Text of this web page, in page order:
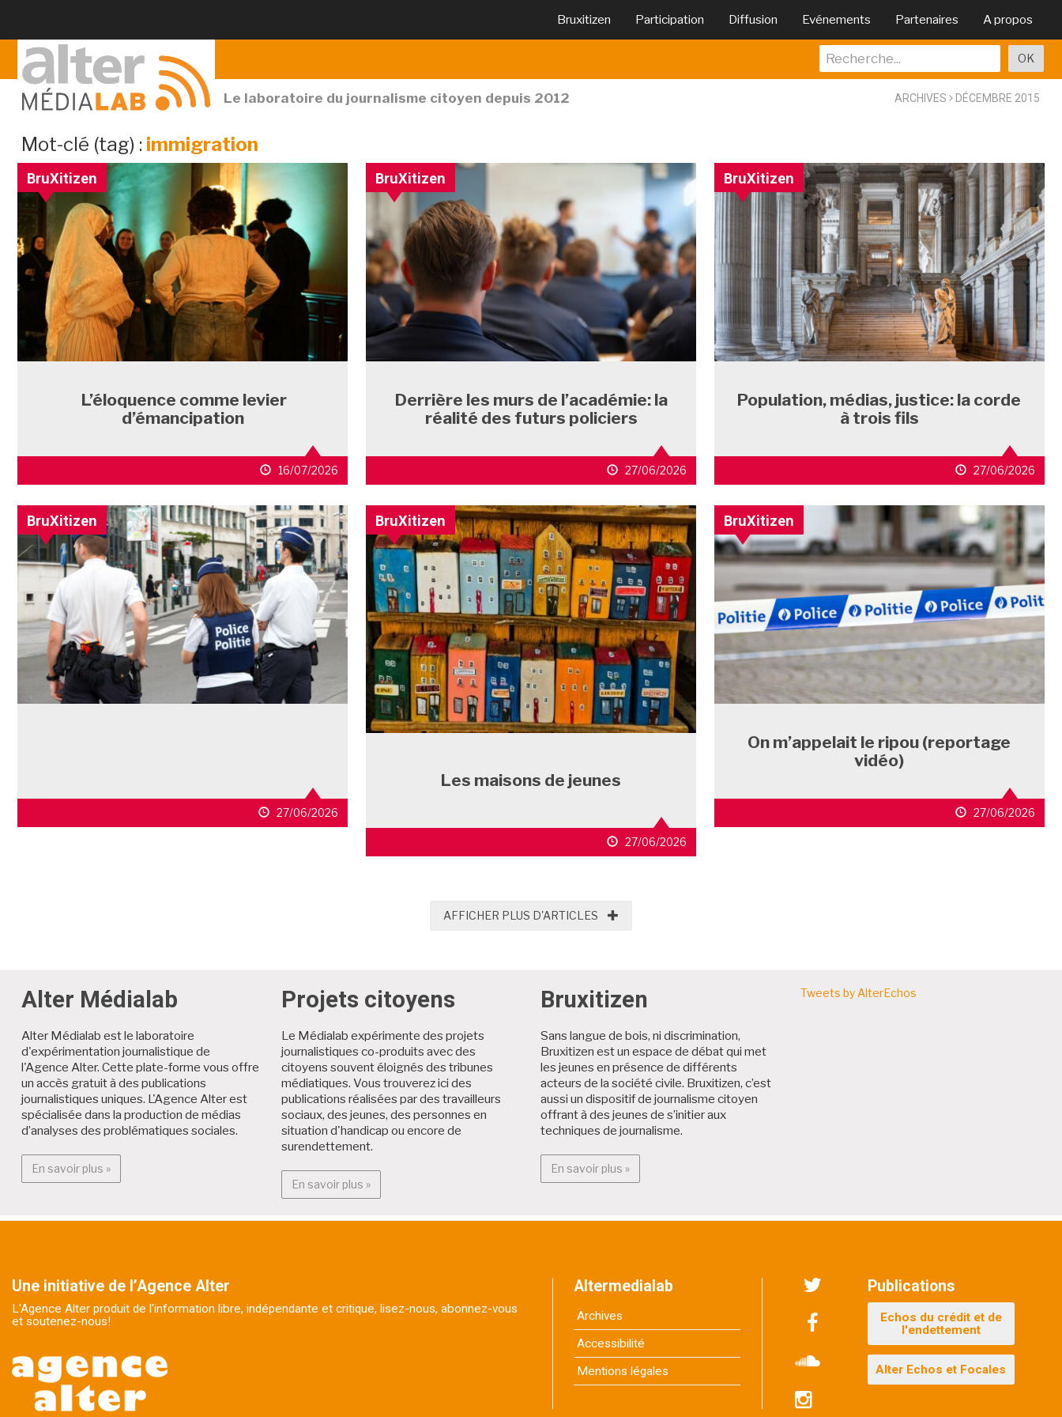
Bruxitizen Participation Diffusion Evénements Partenaires A propos
Le laboratoire du journalisme citoyen depuis 2012 ARCHIVES DÉCEMBRE 2015
Mot-clé (tag) : immigrationarchives
par
mot-
clé
BruXitizen
L’éloquence comme levier
d’émancipation
16/07/2026
BruXitizen
Derrière les murs de l’académie: la
réalité des futurs policiers
27/06/2026
BruXitizen
Population, médias, justice: la corde
à trois fils
27/06/2026
BruXitizen
27/06/2026
BruXitizen
Les maisons de jeunes
27/06/2026
BruXitizen
On m’appelait le ripou (reportage
vidéo)
27/06/2026
AFFICHER PLUS D'ARTICLES AFFICHER PLUS D'ARTICLES
Alter Médialab
Alter Médialab est le laboratoire
d'expérimentation journalistique de
l'Agence Alter. Cette plate-forme vous offre
un accès gratuit à des publications
journalistiques uniques. L'Agence Alter est
spécialisée dans la production de médias
d’analyses des problématiques sociales.
En savoir plus »En savoir plus : Alter Médialab
Projets citoyens
Le Médialab expérimente des projets
journalistiques co-produits avec des
citoyens souvent éloignés des tribunes
médiatiques. Vous trouverez ici des
publications réalisées par des travailleurs
sociaux, des jeunes, des personnes en
situation d'handicap ou encore de
surendettement.
En savoir plus »En savoir plus : Projets citoyens
Bruxitizen
Sans langue de bois, ni discrimination,
Bruxitizen est un espace de débat qui met
les jeunes en présence de différents
acteurs de la société civile. Bruxitizen, c’est
aussi un dispositif de journalisme citoyen
offrant à des jeunes de s’initier aux
techniques de journalisme.
En savoir plus »En savoir plus : Bruxitizen
Tweets by AlterEchos
Une initiative de l’Agence Alter
L'Agence Alter produit de l'information libre, indépendante et critique, lisez-nous, abonnez-vous
et soutenez-nous!
Altermedialab
Archives
Accessibilité
Mentions légales
Facebook
Instagram
Publications
Echos du crédit et de
l'endettement
Alter Echos et Focales